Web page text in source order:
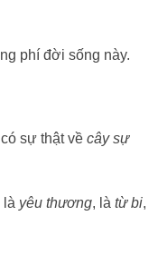
phí đời sống này.
sự thật về cây sự
là yêu thương, là từ bi,